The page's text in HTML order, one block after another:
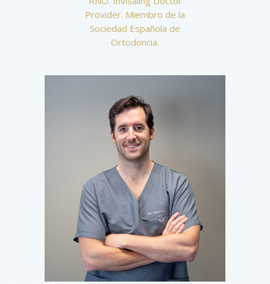
Provider. Miembro de la
Sociedad Española de
Ortodoncia.